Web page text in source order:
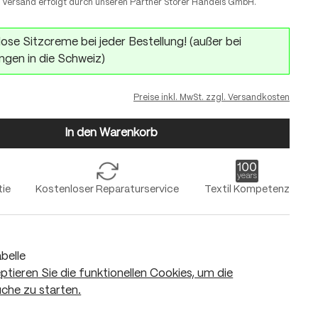
erfolgt durch unseren Partner Storer Handels GmbH.
Sitzcreme bei jeder Bestellung! (außer bei
in die Schweiz)
Preise inkl. MwSt. zzgl. Versandkosten
In den Warenkorb
Kostenloser Reparaturservice Textil Kompetenz
Sie die funktionellen Cookies, um die
zu starten.